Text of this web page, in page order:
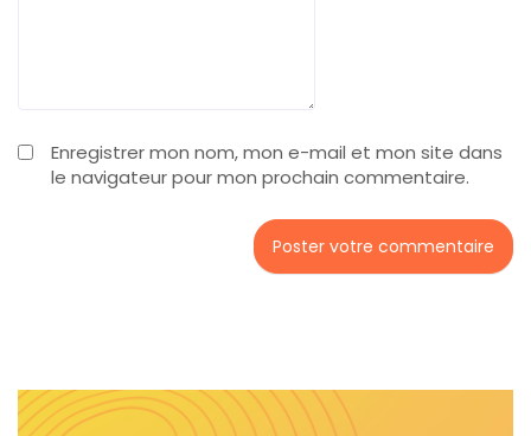
Enregistrer mon nom, mon e-mail et mon site dans
le navigateur pour mon prochain commentaire.